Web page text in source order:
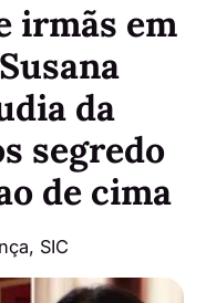
irmãs em
da
segredo
de cima
, SIC